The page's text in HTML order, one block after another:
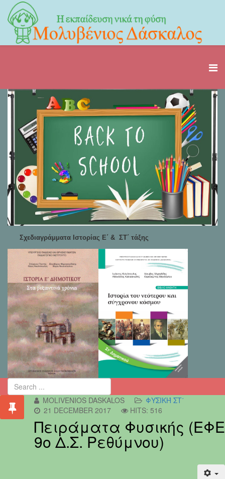
Σχεδιαγράμματα Ιστορίας Ε΄ & ΣΤ΄ τάξης
MOLIVENIOS DASKALOS
ΦΥΣΙΚΉ ΣΤ΄
21 DECEMBER 2017
HITS: 516
Πειράματα Φυσικής (ΕΦΕ
9ο Δ.Σ. Ρεθύμνου)